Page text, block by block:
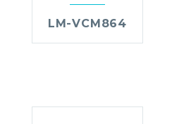
LM-VCM864